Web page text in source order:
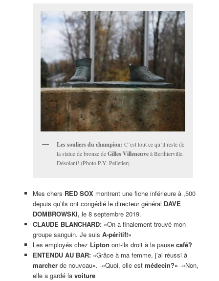
Les souliers du champion: C’est tout ce qu’il reste de
la statue de bronze deGilles Villeneuveà Berthierville.
Désolant! (Photo P.Y. Pelletier)
Mes chers RED SOXmontrent une fiche inférieure à ,500
depuis qu’ils ont congédié le directeur général DAVE
DOMBROWSKI, le 8 septembre 2019.
CLAUDE BLANCHARD:«On a finalement trouvé mon
groupe sanguin. Je suis A-péritif!»
Les employés chez Lipton ont-ils droit à la pause café?
ENTENDU AU BAR: «Grâce à ma femme, j’ai réussi à
marcherde nouveau». -«Quoi, elle est médecin?» -«Non,
elle a gardé la voiture